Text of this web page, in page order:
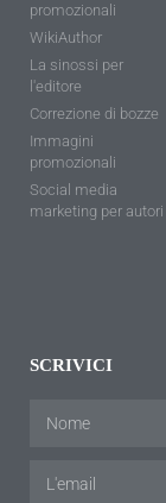
promozionali
WikiAuthor
La sinossi per
l'editore
Correzione di bozze
Immagini
promozionali
Social media
marketing per autori
SCRIVICI